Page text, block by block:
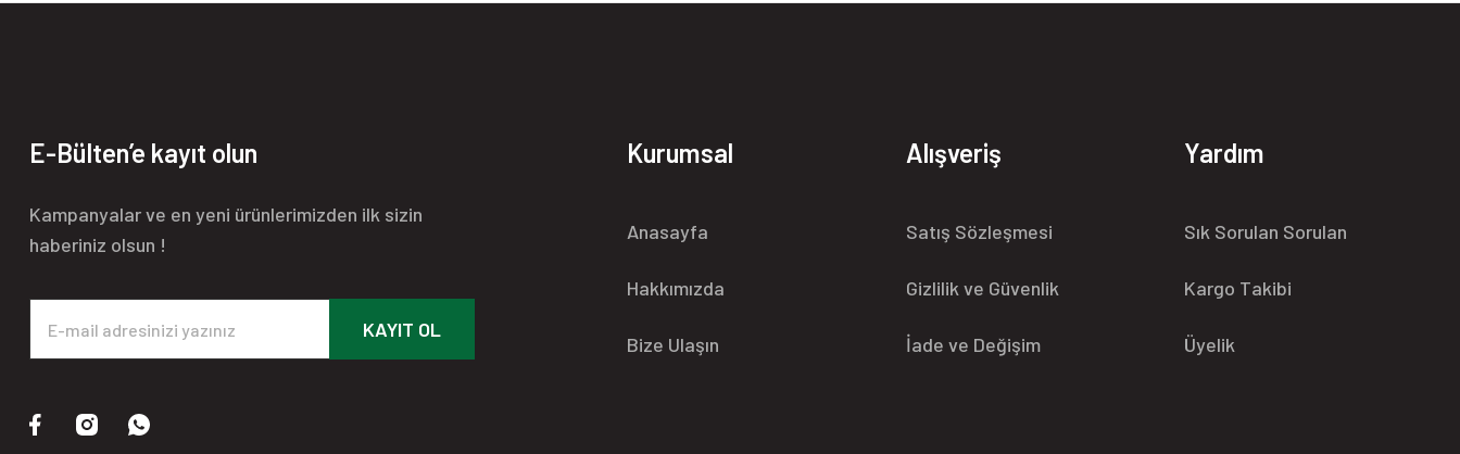
E-Bülten’e kayıt olun
Kampanyalar ve en yeni ürünlerimizden ilk sizin
haberiniz olsun !
KAYIT OL
Kurumsal
Anasayfa
Hakkımızda
Bize Ulaşın
Alışveriş
Satış Sözleşmesi
Gizlilik ve Güvenlik
İade ve Değişim
Yardım
Sık Sorulan Sorulan
Kargo Takibi
Üyelik